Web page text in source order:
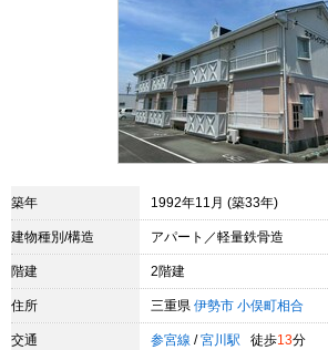
築年 1992年11月 (築33年)
建物種別/構造 アパート／軽量鉄骨造
階建 2階建
住所 三重県 伊勢市 小俣町相合
交通 参宮線 / 宮川駅 徒歩13分